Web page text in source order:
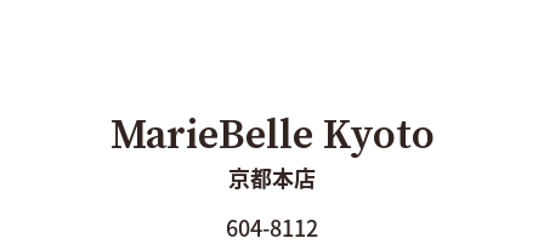
MarieBelle Kyoto
京都本店
604-8112